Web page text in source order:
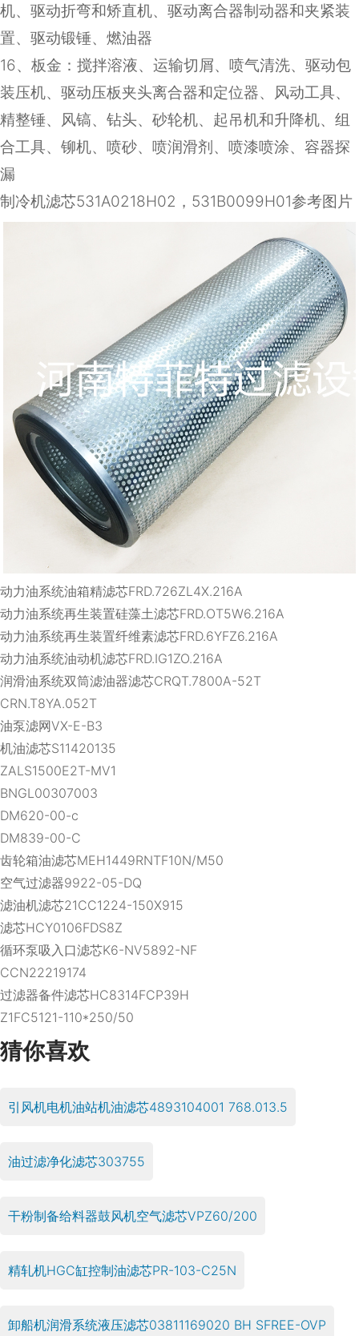
机、驱动折弯和矫直机、驱动离合器制动器和夹紧装
置、驱动锻锤、燃油器
16、板金：搅拌溶液、运输切屑、喷气清洗、驱动包
装压机、驱动压板夹头离合器和定位器、风动工具、
精整锤、风镐、钻头、砂轮机、起吊机和升降机、组
合工具、铆机、喷砂、喷润滑剂、喷漆喷涂、容器探
漏
制冷机滤芯531A0218H02，531B0099H01参考图片
动力油系统油箱精滤芯FRD.726ZL4X.216A
动力油系统再生装置硅藻土滤芯FRD.OT5W6.216A
动力油系统再生装置纤维素滤芯FRD.6YFZ6.216A
动力油系统油动机滤芯FRD.IG1ZO.216A
润滑油系统双筒滤油器滤芯CRQT.7800A-52T
CRN.T8YA.052T
油泵滤网VX-E-B3
机油滤芯S11420135
ZALS1500E2T-MV1
BNGL00307003
DM620-00-c
DM839-00-C
齿轮箱油滤芯MEH1449RNTF10N/M50
空气过滤器9922-05-DQ
滤油机滤芯21CC1224-150X915
滤芯HCY0106FDS8Z
循环泵吸入口滤芯K6-NV5892-NF
CCN22219174
过滤器备件滤芯HC8314FCP39H
Z1FC5121-110*250/50
猜你喜欢
引风机电机油站机油滤芯4893104001 768.013.5
油过滤净化滤芯303755
干粉制备给料器鼓风机空气滤芯VPZ60/200
精轧机HGC缸控制油滤芯PR-103-C25N
卸船机润滑系统液压滤芯03811169020 BH SFREE-OVP